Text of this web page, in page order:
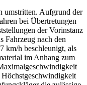
umstritten. Aufgrund der
bei Übertretungen
der Vorinstanz
Fahrzeug nach den
km/h beschleunigt, als
im Anhang zum